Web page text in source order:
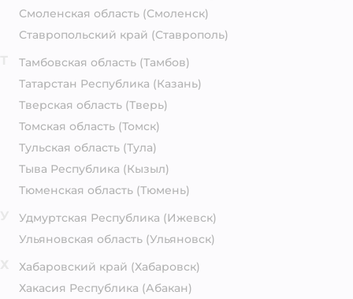
Смоленская область (Смоленск)
Ставропольский край (Ставрополь)
Тамбовская область (Тамбов)
Татарстан Республика (Казань)
Тверская область (Тверь)
Томская область (Томск)
Тульская область (Тула)
Тыва Республика (Кызыл)
Тюменская область (Тюмень)
Удмуртская Республика (Ижевск)
Ульяновская область (Ульяновск)
Хабаровский край (Хабаровск)
Хакасия Республика (Абакан)